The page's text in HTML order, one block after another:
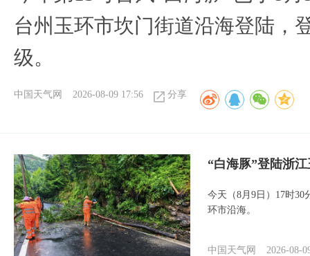
台州玉环市坎门街道沿海登陆，
级。
中国天气网 2026-08-09 17:56 分享
“白海豚”登陆浙
今天（8月9日）17时30
环市沿海。
中国天气网 2026-08-